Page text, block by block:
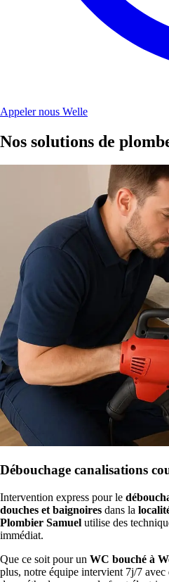
Appeler nous Welle
Nos solutions de
Débouchage canalisations
Intervention express pour le
douches et baignoires dans la
Plombier Samuel utilise des
immédiat.
Que ce soit pour un WC bouché à
plus, notre équipe intervient 7j/7